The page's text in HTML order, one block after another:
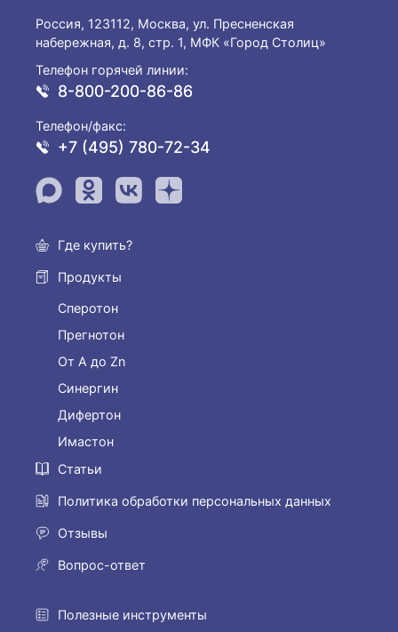
Россия, 123112, Москва, ул. Пресненская
набережная, д. 8, стр. 1, МФК «Город Столиц»
Телефон горячей линии:
8-800-200-86-86
Телефон/факс:
+7 (495) 780-72-34
Где купить?
Продукты
Сперотон
Прегнотон
От А до Zn
Синергин
Дифертон
Имастон
Статьи
Политика обработки персональных данных
Отзывы
Вопрос-ответ
Полезные инструменты